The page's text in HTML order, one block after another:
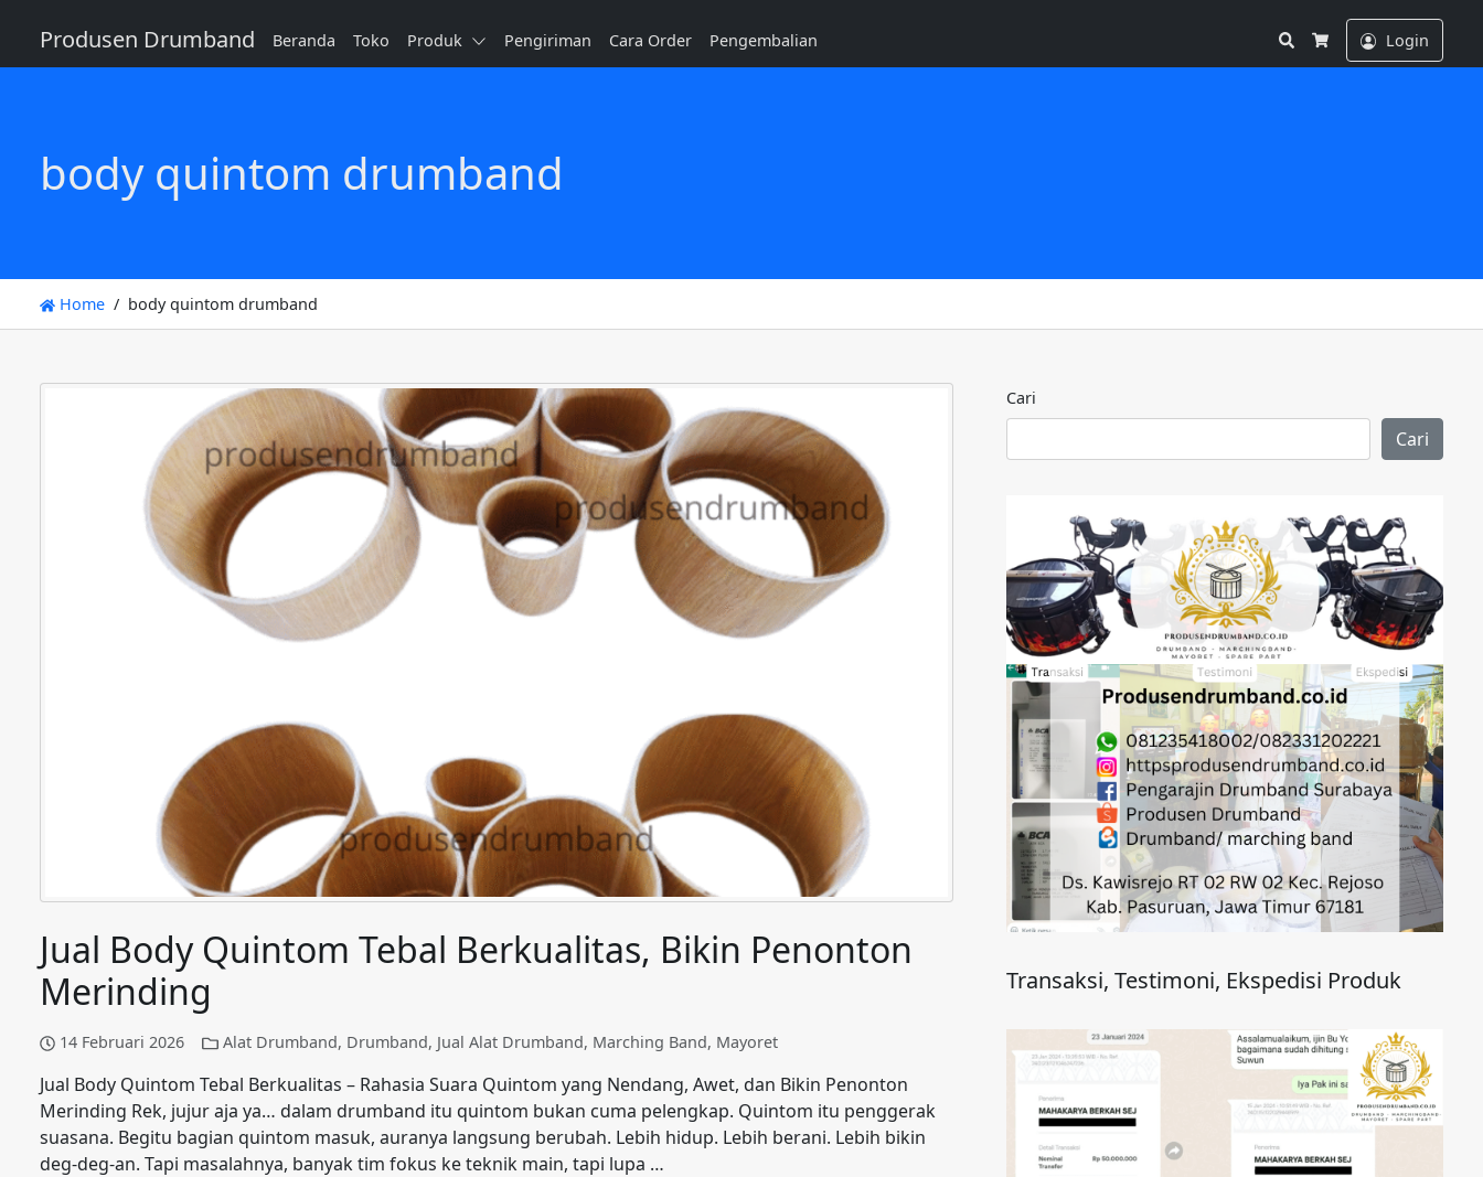
Produsen Drumband Beranda Toko Produk Pengiriman Cara Order Pengembalian
Search
Cart
Login
body quintom drumband
Home body quintom drumband
Jual Body Quintom Tebal Berkualitas, Bikin Penonton
Merinding
14 Februari 2026 Alat Drumband, Drumband, Jual Alat Drumband, Marching Band, Mayoret
Jual Body Quintom Tebal Berkualitas – Rahasia Suara Quintom yang Nendang, Awet, dan Bikin Penonton
Merinding Rek, jujur aja ya… dalam drumband itu quintom bukan cuma pelengkap. Quintom itu penggerak
suasana. Begitu bagian quintom masuk, auranya langsung berubah. Lebih hidup. Lebih berani. Lebih bikin
deg-deg-an. Tapi masalahnya, banyak tim fokus ke teknik main, tapi lupa …
Cari
Cari
Transaksi, Testimoni, Ekspedisi Produk